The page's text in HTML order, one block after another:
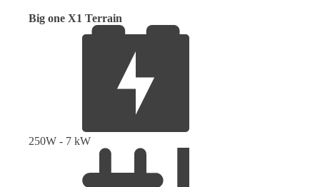
Big one X1 Terrain
250W - 7 kW